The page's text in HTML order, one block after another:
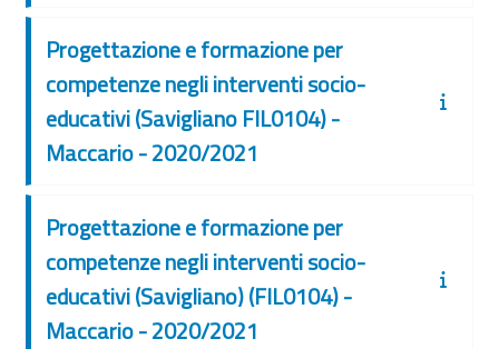
Progettazione e formazione per
competenze negli interventi socio-
educativi (Savigliano FIL0104) -
Maccario - 2020/2021
Progettazione e formazione per
competenze negli interventi socio-
educativi (Savigliano) (FIL0104) -
Maccario - 2020/2021